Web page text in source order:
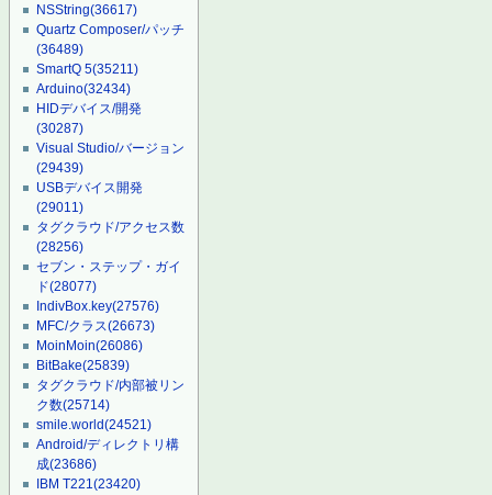
NSString(36617)
Quartz Composer/パッチ
(36489)
SmartQ 5(35211)
Arduino(32434)
HIDデバイス/開発
(30287)
Visual Studio/バージョン
(29439)
USBデバイス開発
(29011)
タグクラウド/アクセス数
(28256)
セブン・ステップ・ガイ
ド(28077)
IndivBox.key(27576)
MFC/クラス(26673)
MoinMoin(26086)
BitBake(25839)
タグクラウド/内部被リン
ク数(25714)
smile.world(24521)
Android/ディレクトリ構
成(23686)
IBM T221(23420)